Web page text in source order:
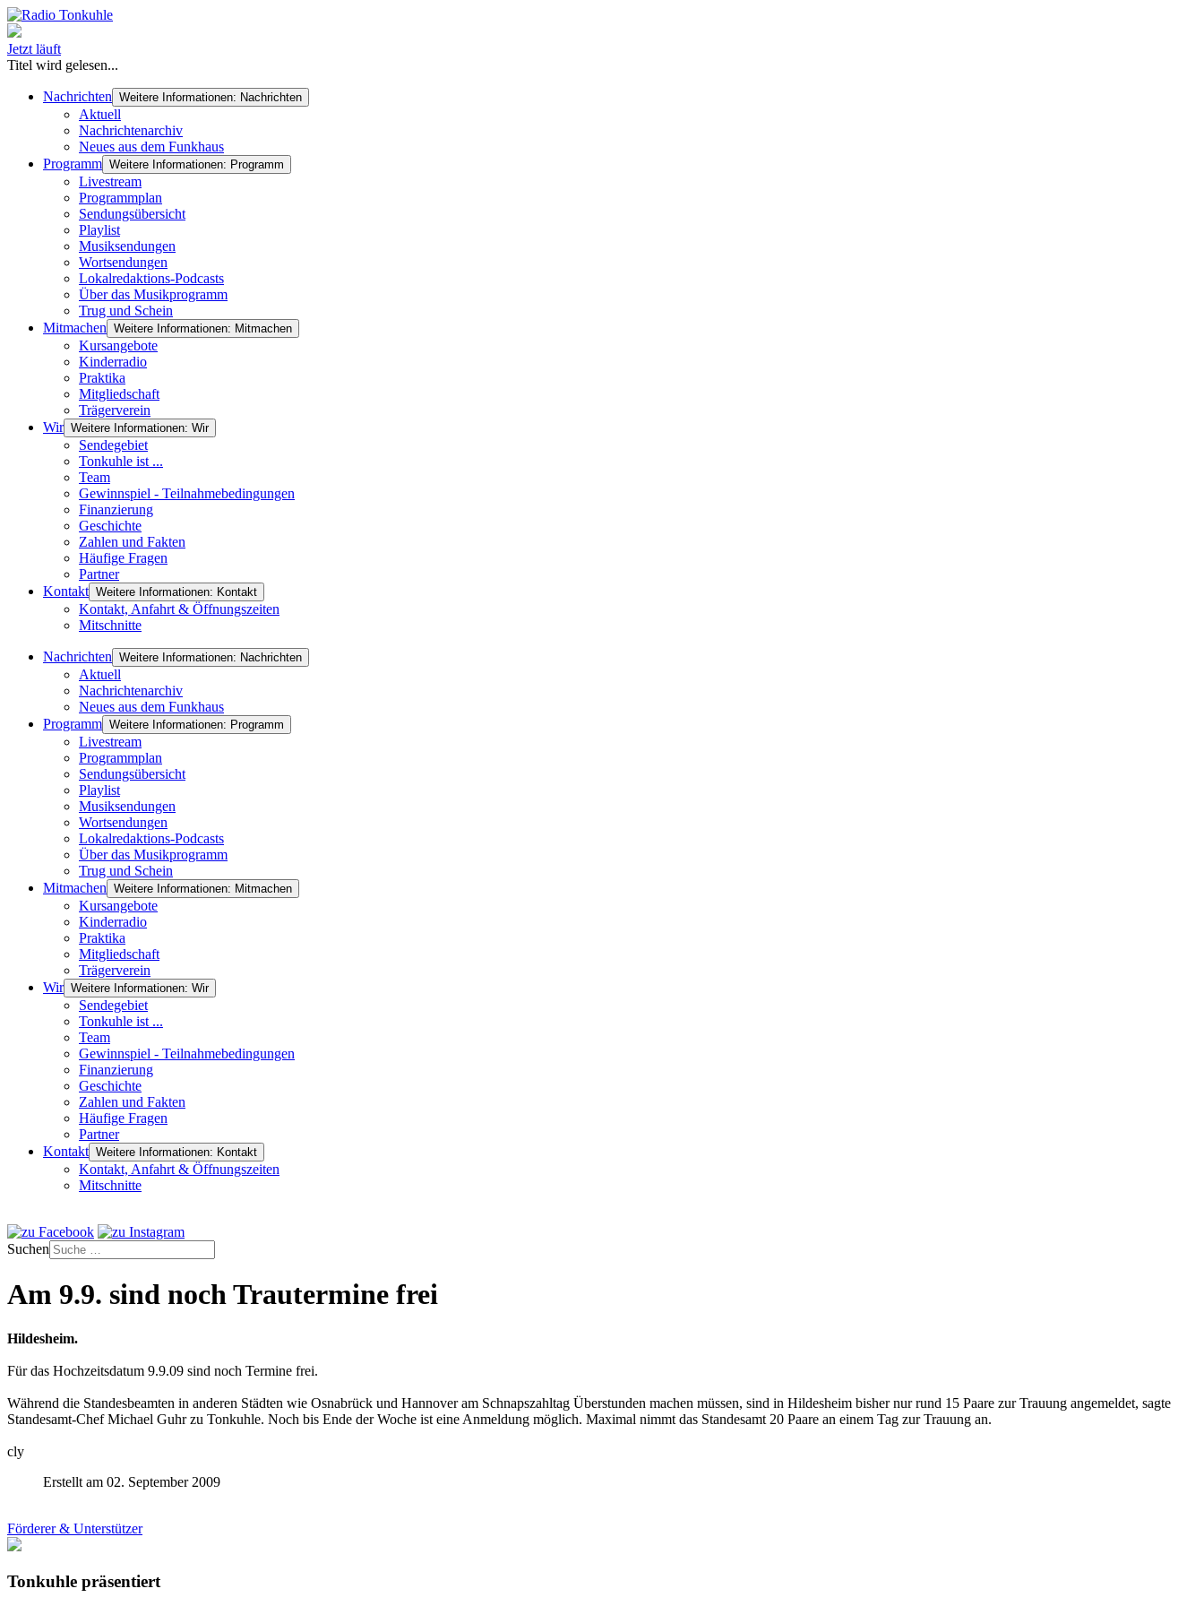
Jetzt läuft
Titel wird gelesen...
Nachrichten Weitere Informationen: Nachrichten
Aktuell
Nachrichtenarchiv
Neues aus dem Funkhaus
Programm Weitere Informationen: Programm
Livestream
Programmplan
Sendungsübersicht
Playlist
Musiksendungen
Wortsendungen
Lokalredaktions-Podcasts
Über das Musikprogramm
Trug und Schein
Mitmachen Weitere Informationen: Mitmachen
Kursangebote
Kinderradio
Praktika
Mitgliedschaft
Trägerverein
Wir Weitere Informationen: Wir
Sendegebiet
Tonkuhle ist ...
Team
Gewinnspiel - Teilnahmebedingungen
Finanzierung
Geschichte
Zahlen und Fakten
Häufige Fragen
Partner
Kontakt Weitere Informationen: Kontakt
Kontakt, Anfahrt & Öffnungszeiten
Mitschnitte
Nachrichten Weitere Informationen: Nachrichten
Aktuell
Nachrichtenarchiv
Neues aus dem Funkhaus
Programm Weitere Informationen: Programm
Livestream
Programmplan
Sendungsübersicht
Playlist
Musiksendungen
Wortsendungen
Lokalredaktions-Podcasts
Über das Musikprogramm
Trug und Schein
Mitmachen Weitere Informationen: Mitmachen
Kursangebote
Kinderradio
Praktika
Mitgliedschaft
Trägerverein
Wir Weitere Informationen: Wir
Sendegebiet
Tonkuhle ist ...
Team
Gewinnspiel - Teilnahmebedingungen
Finanzierung
Geschichte
Zahlen und Fakten
Häufige Fragen
Partner
Kontakt Weitere Informationen: Kontakt
Kontakt, Anfahrt & Öffnungszeiten
Mitschnitte
Suchen
Am 9.9. sind noch Trautermine frei
Hildesheim.
Für das Hochzeitsdatum 9.9.09 sind noch Termine frei.
Während die Standesbeamten in anderen Städten wie Osnabrück und Hannover am Schnapszahltag Überstunden machen müssen, sind in Hildesheim bisher nur rund 15 Paare zur Trauung angemeldet, sagte
Standesamt-Chef Michael Guhr zu Tonkuhle. Noch bis Ende der Woche ist eine Anmeldung möglich. Maximal nimmt das Standesamt 20 Paare an einem Tag zur Trauung an.
cly
Erstellt am 02. September 2009
Förderer & Unterstützer
Tonkuhle präsentiert